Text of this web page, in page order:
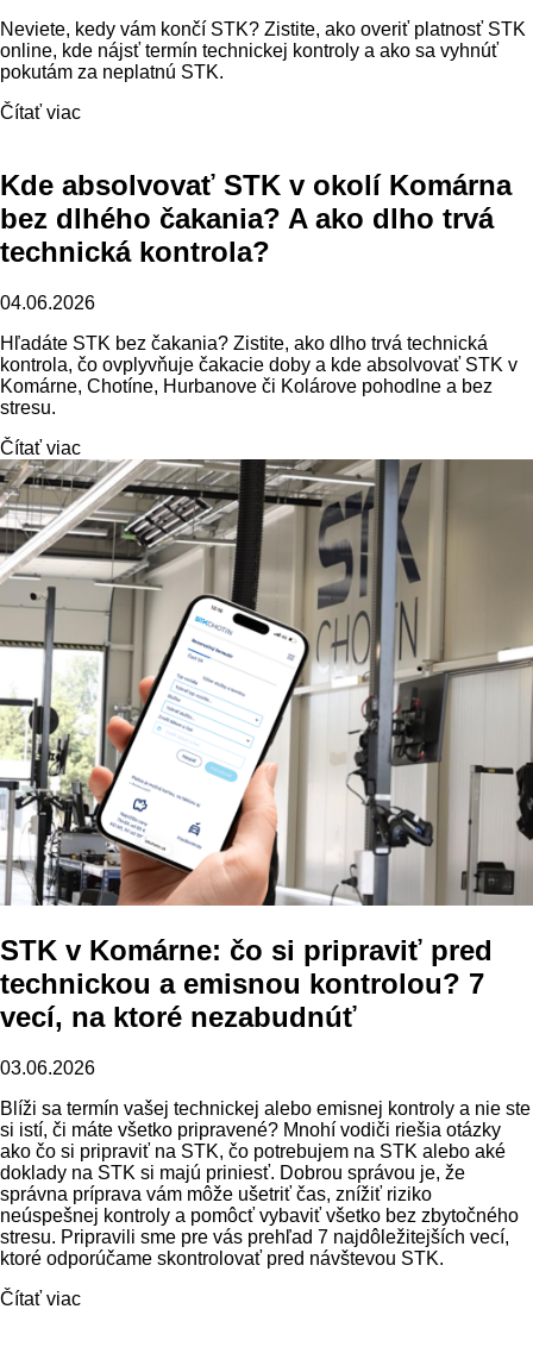
Neviete, kedy vám končí STK? Zistite, ako overiť platnosť STK
online, kde nájsť termín technickej kontroly a ako sa vyhnúť
pokutám za neplatnú STK.
Čítať viac
Kde absolvovať STK v okolí Komárna
bez dlhého čakania? A ako dlho trvá
technická kontrola?
04.06.2026
Hľadáte STK bez čakania? Zistite, ako dlho trvá technická
kontrola, čo ovplyvňuje čakacie doby a kde absolvovať STK v
Komárne, Chotíne, Hurbanove či Kolárove pohodlne a bez
stresu.
Čítať viac
STK v Komárne: čo si pripraviť pred
technickou a emisnou kontrolou? 7
vecí, na ktoré nezabudnúť
03.06.2026
Blíži sa termín vašej technickej alebo emisnej kontroly a nie ste
si istí, či máte všetko pripravené? Mnohí vodiči riešia otázky
ako čo si pripraviť na STK, čo potrebujem na STK alebo aké
doklady na STK si majú priniesť. Dobrou správou je, že
správna príprava vám môže ušetriť čas, znížiť riziko
neúspešnej kontroly a pomôcť vybaviť všetko bez zbytočného
stresu. Pripravili sme pre vás prehľad 7 najdôležitejších vecí,
ktoré odporúčame skontrolovať pred návštevou STK.
Čítať viac